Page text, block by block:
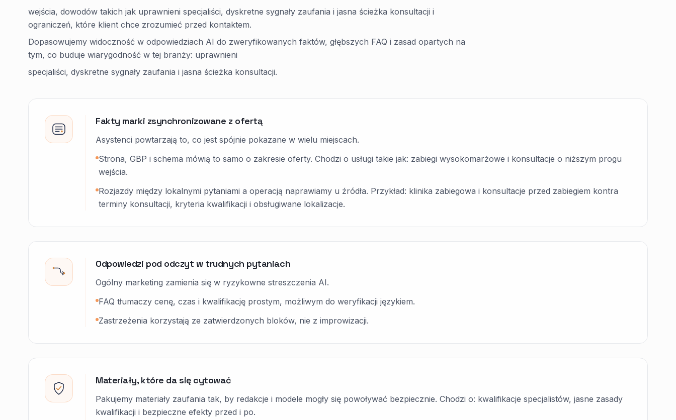
wejścia, dowodów takich jak uprawnieni specjaliści, dyskretne sygnały zaufania i jasna ścieżka konsultacji i
ograniczeń, które klient chce zrozumieć przed kontaktem.
Dopasowujemy widoczność w odpowiedziach AI do zweryfikowanych faktów, głębszych FAQ i zasad opartych na
tym, co buduje wiarygodność w tej branży: uprawnieni
specjaliści, dyskretne sygnały zaufania i jasna ścieżka konsultacji.
Fakty marki zsynchronizowane z ofertą
Asystenci powtarzają to, co jest spójnie pokazane w wielu miejscach.
Strona, GBP i schema mówią to samo o zakresie oferty. Chodzi o usługi takie jak: zabiegi wysokomarżowe i konsultacje o niższym progu
wejścia.
Rozjazdy między lokalnymi pytaniami a operacją naprawiamy u źródła. Przykład: klinika zabiegowa i konsultacje przed zabiegiem kontra
terminy konsultacji, kryteria kwalifikacji i obsługiwane lokalizacje.
Odpowiedzi pod odczyt w trudnych pytaniach
Ogólny marketing zamienia się w ryzykowne streszczenia AI.
FAQ tłumaczy cenę, czas i kwalifikację prostym, możliwym do weryfikacji językiem.
Zastrzeżenia korzystają ze zatwierdzonych bloków, nie z improwizacji.
Materiały, które da się cytować
Pakujemy materiały zaufania tak, by redakcje i modele mogły się powoływać bezpiecznie. Chodzi o: kwalifikacje specjalistów, jasne zasady
kwalifikacji i bezpieczne efekty przed i po.